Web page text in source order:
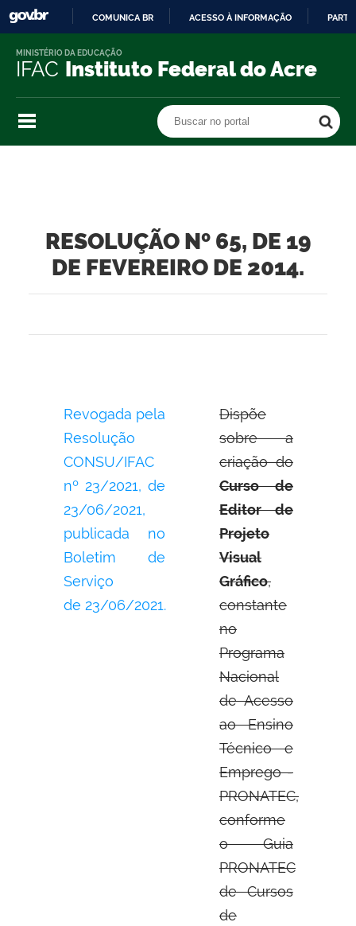
O
COMUNICA BR ACESSO À INFORMAÇÃO
IFAC Instituto Federal do Acre
MINISTÉRIO DA EDUCAÇÃO
Buscar no portal
RESOLUÇÃO Nº 65, DE 19
DE FEVEREIRO DE 2014.
Revogada pela
Resolução
CONSU/IFAC
nº 23/2021, de
23/06/2021,
publicada no
Boletim de
Serviço
de 23/06/2021.
Dispõe
sobre a
criação do
Curso de
Editor de
Projeto
Visual
Gráfico,
constante
no
Programa
Nacional
de Acesso
ao Ensino
Técnico e
Emprego -
PRONATEC,
conforme
o Guia
PRONATEC
de Cursos
de